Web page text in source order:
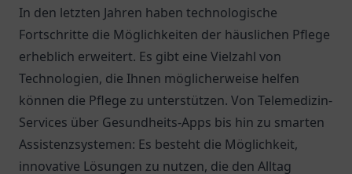
In den letzten Jahren haben technologische
Fortschritte die Möglichkeiten der häuslichen Pflege
erheblich erweitert. Es gibt eine Vielzahl von
Technologien, die Ihnen möglicherweise helfen
können die Pflege zu unterstützen. Von Telemedizin-
Services über Gesundheits-Apps bis hin zu smarten
Assistenzsystemen: Es besteht die Möglichkeit,
innovative Lösungen zu nutzen, die den Alltag